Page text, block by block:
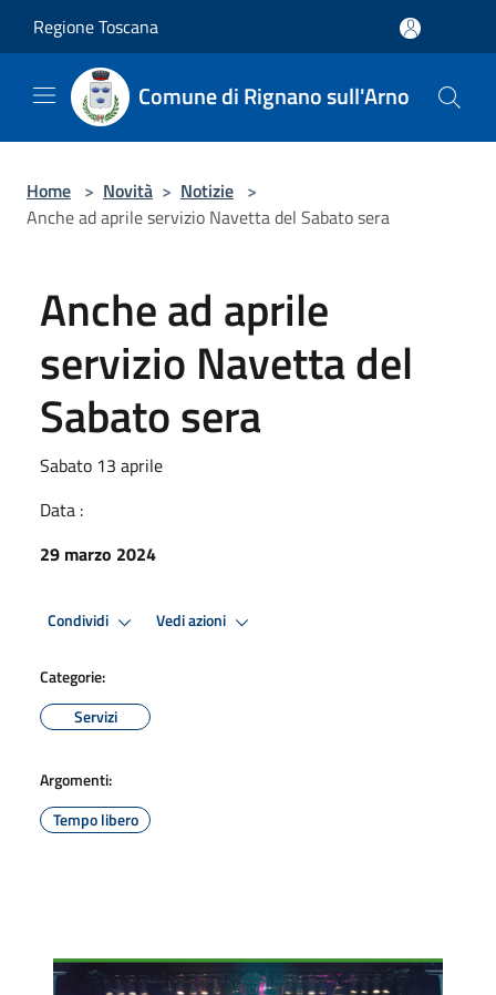
Regione Toscana
Comune di Rignano sull'Arno
Home > Novità > Notizie >
Anche ad aprile servizio Navetta del Sabato sera
Anche ad aprile
servizio Navetta del
Sabato sera
Sabato 13 aprile
Data :
29 marzo 2024
Condividi Vedi azioni
Categorie:
Servizi
Argomenti:
Tempo libero